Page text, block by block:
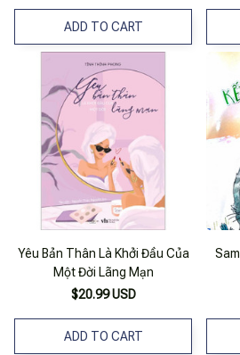
ADD TO CART
Yêu Bản Thân Là Khởi Đầu Của
Một Đời Lãng Mạn
$20.99 USD
ADD TO CART